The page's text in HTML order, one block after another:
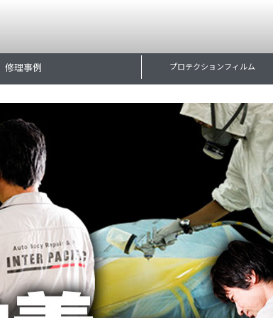
修理事例 プロテクションフィルム